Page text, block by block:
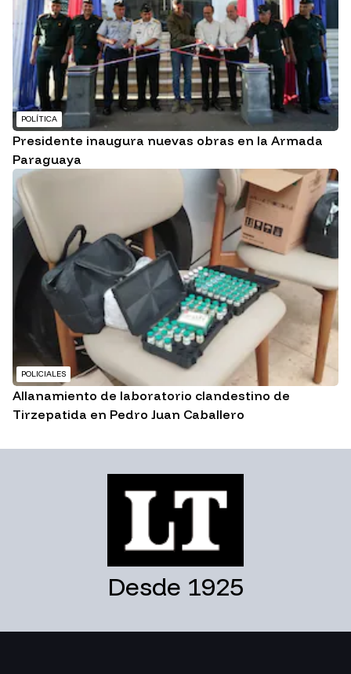
POLÍTICA
Presidente inaugura nuevas obras en la Armada
Paraguaya
POLICIALES
Allanamiento de laboratorio clandestino de
Tirzepatida en Pedro Juan Caballero
Desde 1925